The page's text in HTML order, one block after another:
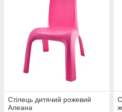
Стілець дитячий рожевий
Алеана